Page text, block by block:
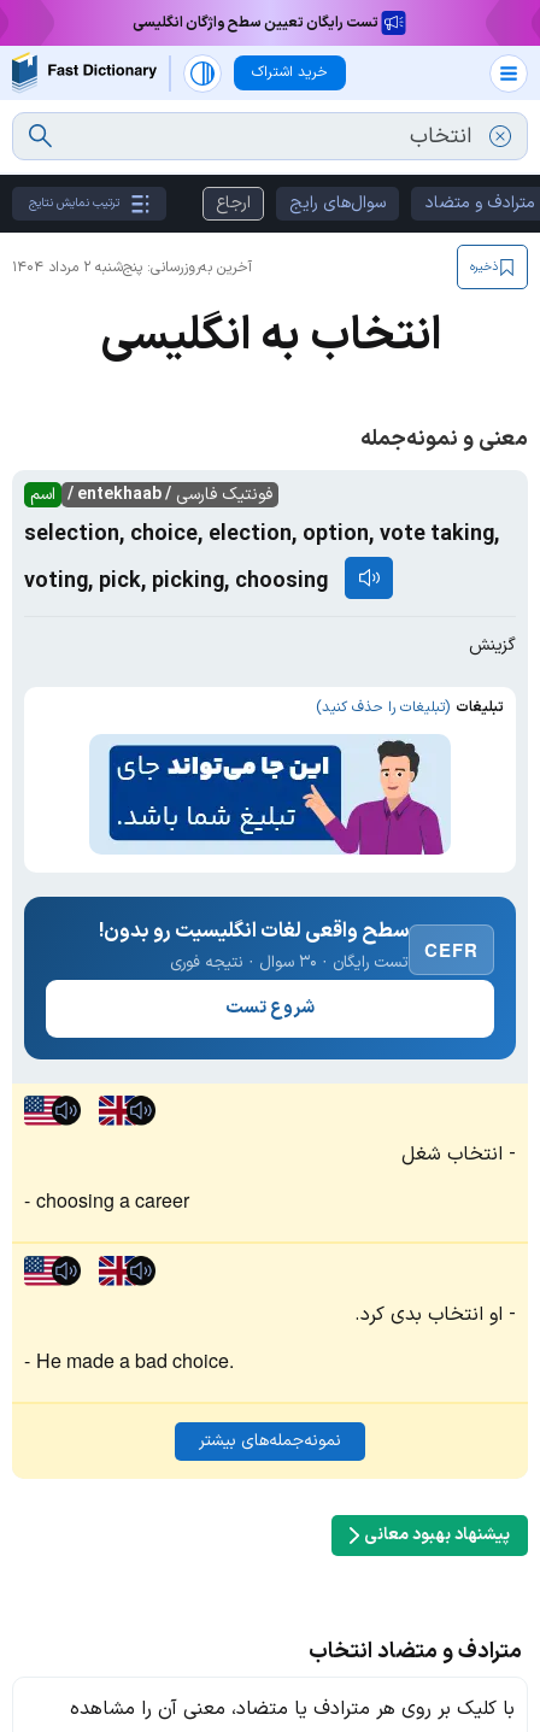
تست رایگان تعیین سطح واژگان انگلیسی
خرید اشتراک
مترادف و متضاد سوال‌های رایج ارجاع ترتیب نمایش نتایج
آخرین به‌روزرسانی: پنج‌شنبه ۲ مرداد ۱۴۰۴ ذخیره
انتخاب به انگلیسی
معنی و نمونه‌جمله
اسم فونتیک فارسی / entekhaab /
selection, choice, election, option, vote taking,
voting, pick, picking, choosing
گزینش
تبلیغات (تبلیغات را حذف کنید)
CEFR
سطح واقعی لغات انگلیسیت رو بدون!
تست رایگان · ۳۰ سوال · نتیجه فوری
شروع تست
انتخاب شغل
choosing a career
او انتخاب بدی کرد.
He made a bad choice.
نمونه‌جمله‌های بیشتر
پیشنهاد بهبود معانی
مترادف و متضاد انتخاب
با کلیک بر روی هر مترادف یا متضاد، معنی آن را مشاهده